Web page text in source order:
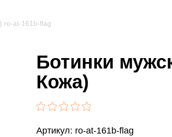
ro-at-161b-flag
Ботинки
Кожа)
Артикул: ro-at-161b-flag